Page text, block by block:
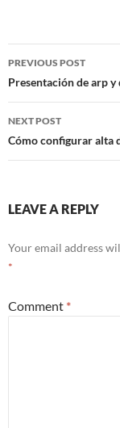
Post
navigation
PREVIOUS POST
Presentación de arp
NEXT POST
Cómo configurar alta
LEAVE A REPLY
Your email address
*
Comment *